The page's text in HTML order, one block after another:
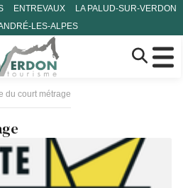
ENTREVAUX
LA PALUD-SUR-VERDON
LES-ALPES
du court métrage